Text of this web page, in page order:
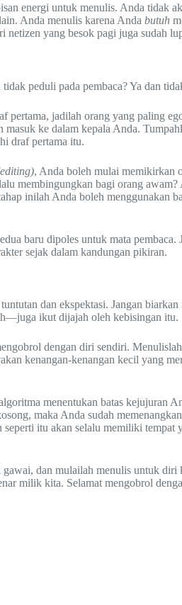
energi untuk menulis. Anda tidak
Anda menulis karena Anda butuh
yang besok pagi juga sudah
peduli pada pembaca? Ya dan
pertama, jadilah orang yang paling
ke dalam kepala Anda.
draf pertama itu.
, Anda boleh mulai memikirkan
membingungkan bagi orang
inilah Anda boleh menggunakan
baru dipoles untuk mata
sejak dalam kandungan pikiran.
dan ekspektasi. Jangan
ikut dijajah oleh kebisingan itu.
dengan diri sendiri.
kenangan-kenangan kecil yang
menentukan batas kejujuran
maka Anda sudah
itu akan selalu memiliki tempat
dan mulailah menulis untuk diri
milik kita. Selamat mengobrol